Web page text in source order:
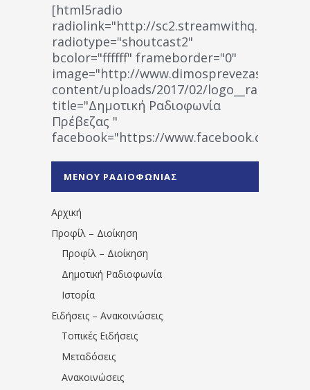
[html5radio
radiolink="http://
radiotype="shoutcast2"
bcolor="ffffff" frameborder="0"
image="http://www.dimosprevezas.gr/wp-
content/uploads/2017/02/
title="Δημοτική Ραδιοφωνία
Πρέβεζας "
facebook="https://www.facebook.com/
1531194763766854/" artist="" ]
ΜΕΝΟΥ ΡΑΔΙΟΦΩΝΙΑΣ
Αρχική
Προφίλ – Διοίκηση
Προφίλ – Διοίκηση
Δημοτική Ραδιοφωνία
Ιστορία
Ειδήσεις – Ανακοινώσεις
Τοπικές Ειδήσεις
Μεταδόσεις
Ανακοινώσεις